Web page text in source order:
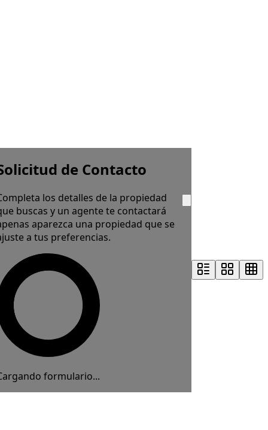
de Contacto
los detalles de la propiedad
buscas y un agente te contactará
aparezca una propiedad que se
a tus preferencias.
formulario...